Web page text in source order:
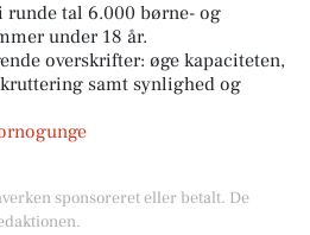
tal 6.000 børne- og
under 18 år.
overskrifter: øge kapaciteten,
samt synlighed og
sponsoreret eller betalt. De